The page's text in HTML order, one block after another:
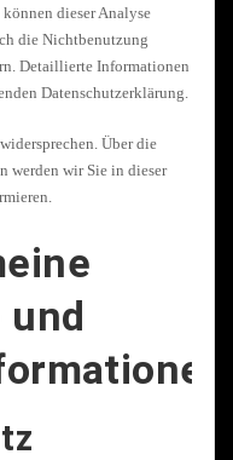
dieser Analyse
die Nichtbenutzung
Detaillierte Informationen
Datenschutzerklärung.
Über die
werden wir Sie in dieser
und